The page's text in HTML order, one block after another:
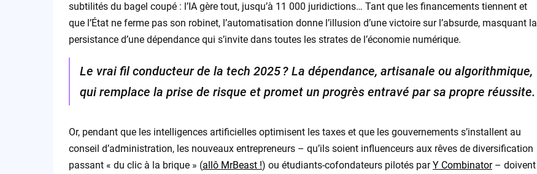
subtilités du bagel coupé : l’IA gère tout, jusqu’à 11 000 juridictions… Tant que les financements tiennent et
que l’État ne ferme pas son robinet, l’automatisation donne l’illusion d’une victoire sur l’absurde, masquant la
persistance d’une dépendance qui s’invite dans toutes les strates de l’économie numérique.
Le vrai fil conducteur de la tech 2025 ? La dépendance, artisanale ou algorithmique,
qui remplace la prise de risque et promet un progrès entravé par sa propre réussite.
Or, pendant que les intelligences artificielles optimisent les taxes et que les gouvernements s’installent au
conseil d’administration, les nouveaux entrepreneurs – qu’ils soient influenceurs aux rêves de diversification
passant « du clic à la brique » (allô MrBeast !) ou étudiants-cofondateurs pilotés parY Combinator– doivent